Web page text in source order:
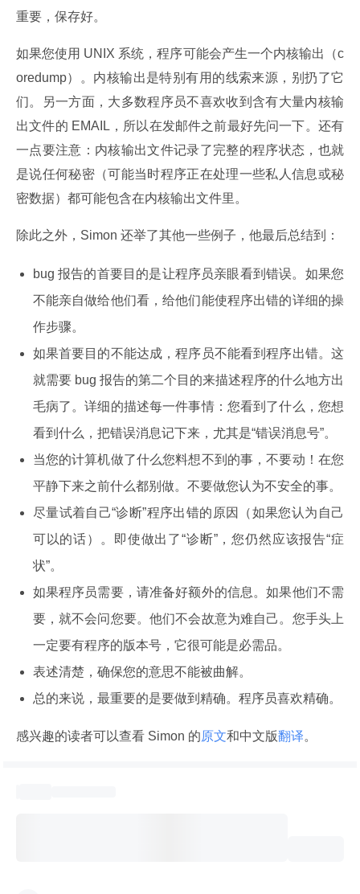
重要，保存好。
如果您使用 UNIX 系统，程序可能会产生一个内核输出（c
oredump）。内核输出是特别有用的线索来源，别扔了它
们。另一方面，大多数程序员不喜欢收到含有大量内核输
出文件的 EMAIL，所以在发邮件之前最好先问一下。还有
一点要注意：内核输出文件记录了完整的程序状态，也就
是说任何秘密（可能当时程序正在处理一些私人信息或秘
密数据）都可能包含在内核输出文件里。
除此之外，Simon 还举了其他一些例子，他最后总结到：
bug 报告的首要目的是让程序员亲眼看到错误。如果您
不能亲自做给他们看，给他们能使程序出错的详细的操
作步骤。
如果首要目的不能达成，程序员不能看到程序出错。这
就需要 bug 报告的第二个目的来描述程序的什么地方出
毛病了。详细的描述每一件事情：您看到了什么，您想
看到什么，把错误消息记下来，尤其是“错误消息号”。
当您的计算机做了什么您料想不到的事，不要动！在您
平静下来之前什么都别做。不要做您认为不安全的事。
尽量试着自己“诊断”程序出错的原因（如果您认为自己
可以的话）。即使做出了“诊断”，您仍然应该报告“症
状”。
如果程序员需要，请准备好额外的信息。如果他们不需
要，就不会问您要。他们不会故意为难自己。您手头上
一定要有程序的版本号，它很可能是必需品。
表述清楚，确保您的意思不能被曲解。
总的来说，最重要的是要做到精确。程序员喜欢精确。
感兴趣的读者可以查看 Simon 的原文和中文版翻译。